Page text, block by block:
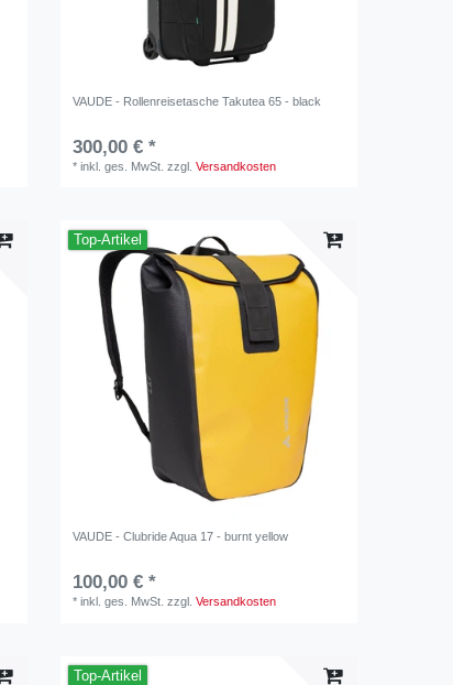
VAUDE - Rollenreisetasche Takutea 65 - black
300,00 € *
*inkl. ges. MwSt. zzgl.Versandkosten
Top-Artikel
VAUDE - Clubride Aqua 17 - burnt yellow
100,00 € *
*inkl. ges. MwSt. zzgl.Versandkosten
Top-Artikel